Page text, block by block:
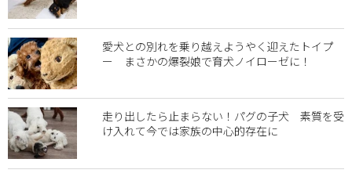
愛犬との別れを乗り越えようやく迎えたトイプ
ー まさかの爆裂娘で育犬ノイローゼに！
走り出したら止まらない！パグの子犬 素質を受
け入れて今では家族の中心的存在に